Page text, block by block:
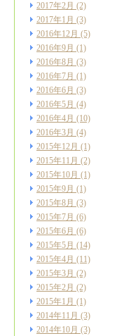
2017年2月 (2)
2017年1月 (3)
2016年12月 (5)
2016年9月 (1)
2016年8月 (3)
2016年7月 (1)
2016年6月 (3)
2016年5月 (4)
2016年4月 (10)
2016年3月 (4)
2015年12月 (1)
2015年11月 (2)
2015年10月 (1)
2015年9月 (1)
2015年8月 (3)
2015年7月 (6)
2015年6月 (6)
2015年5月 (14)
2015年4月 (11)
2015年3月 (2)
2015年2月 (2)
2015年1月 (1)
2014年11月 (3)
2014年10月 (3)